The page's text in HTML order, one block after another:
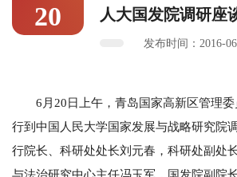
20
人大国发院调研座
发布时间：2016-
6月20日上午，青岛国家高新区管理
行到中国人民大学国家发展与战略研究院
行院长、科研处处长刘元春，科研处副处
与法治研究中心主任冯玉军，国发院副院